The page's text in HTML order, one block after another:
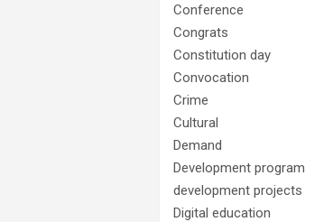
Conference
Congrats
Constitution day
Convocation
Crime
Cultural
Demand
Development program
development projects
Digital education